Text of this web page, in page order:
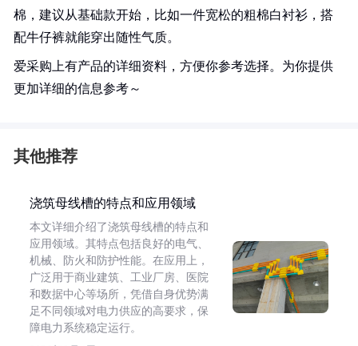
棉，建议从基础款开始，比如一件宽松的粗棉白衬衫，搭
配牛仔裤就能穿出随性气质。
爱采购上有产品的详细资料，方便你参考选择。为你提供
更加详细的信息参考～
其他推荐
浇筑母线槽的特点和应用领域
本文详细介绍了浇筑母线槽的特点和
应用领域。其特点包括良好的电气、
机械、防火和防护性能。在应用上，
广泛用于商业建筑、工业厂房、医院
和数据中心等场所，凭借自身优势满
足不同领域对电力供应的高要求，保
障电力系统稳定运行。